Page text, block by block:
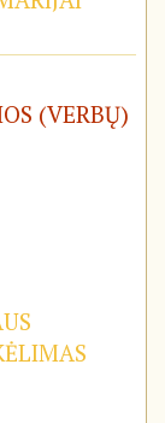
(VERBŲ)